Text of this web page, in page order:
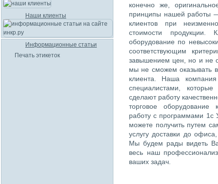
конечно же,
принципы нашей работы
клиентов при
стоимости продукции.
оборудование по
соответствующим
завышением цен, но и не
мы не сможем оказывать
клиента. Наша компания
специалистами,
сделают работу
торговое оборудование
работу с программами 1с
можете получить путем
услугу доставки до
Мы будем рады видеть
весь наш
ваших задач.
Наши клиенты
Информационные статьи
Печать этикеток